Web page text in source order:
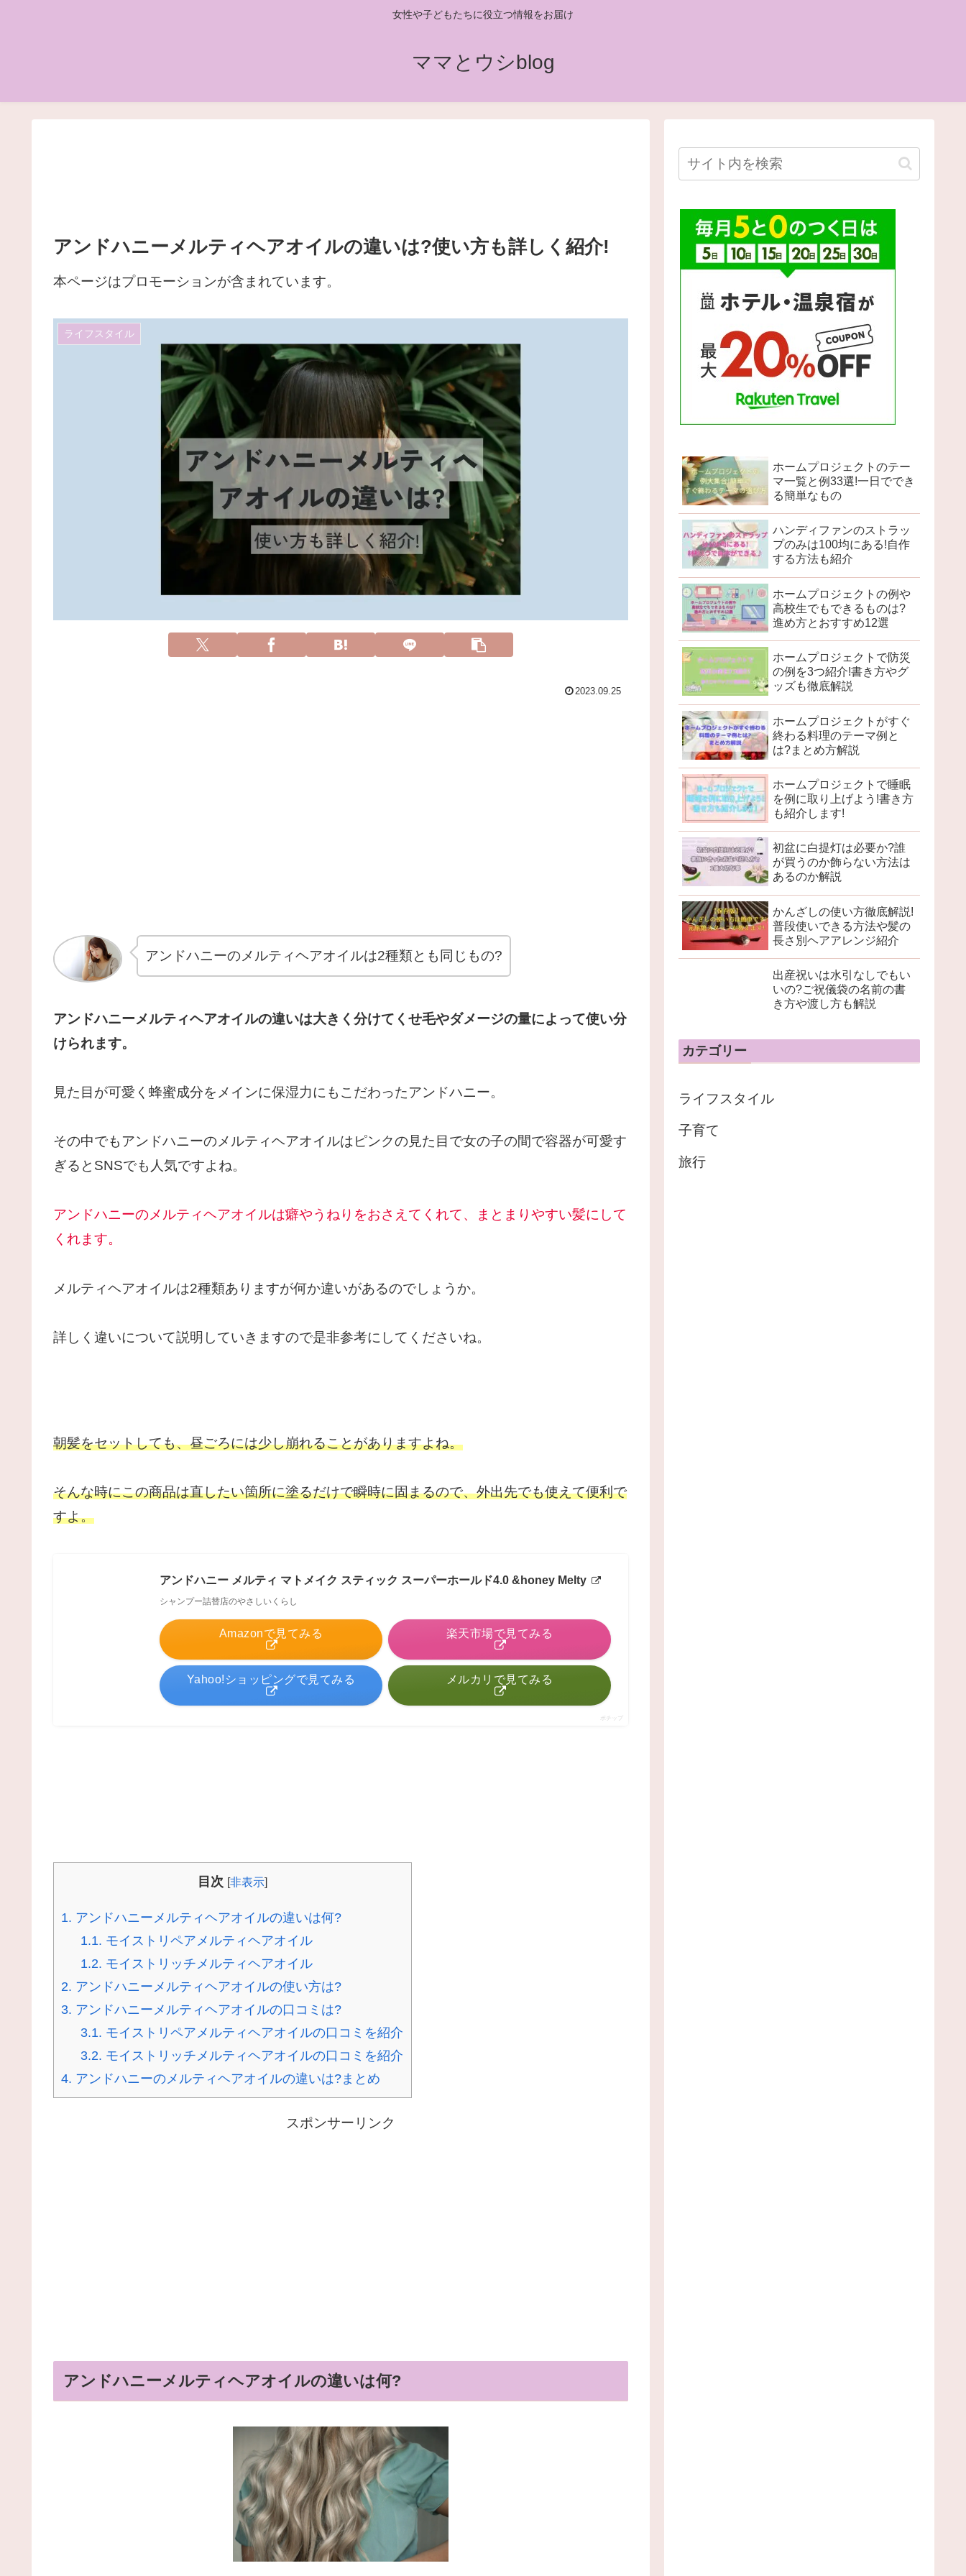
女性や子どもたちに役立つ情報をお届け
ママとウシblog
アンドハニーメルティヘアオイルの違いは?使い方も詳しく紹介!
本ページはプロモーションが含まれています。
ライフスタイル
2023.09.25
アンドハニーのメルティヘアオイルは2種類とも同じもの?
アンドハニーメルティヘアオイルの違いは大きく分けてくせ毛やダメージの量によって使い分
けられます。
見た目が可愛く蜂蜜成分をメインに保湿力にもこだわったアンドハニー。
その中でもアンドハニーのメルティヘアオイルはピンクの見た目で女の子の間で容器が可愛す
ぎるとSNSでも人気ですよね。
アンドハニーのメルティヘアオイルは癖やうねりをおさえてくれて、まとまりやすい髪にして
くれます。
メルティヘアオイルは2種類ありますが何か違いがあるのでしょうか。
詳しく違いについて説明していきますので是非参考にしてくださいね。
朝髪をセットしても、昼ごろには少し崩れることがありますよね。
そんな時にこの商品は直したい箇所に塗るだけで瞬時に固まるので、外出先でも使えて便利で
すよ。
アンドハニー メルティ マトメイク スティック スーパーホールド4.0 &honey Melty
シャンプー詰替店のやさしいくらし
Amazonで見てみる 楽天市場で見てみる
Yahoo!ショッピングで見てみる メルカリで見てみる
ポチップ
目次 [非表示]
1. アンドハニーメルティヘアオイルの違いは何?
1.1. モイストリペアメルティヘアオイル
1.2. モイストリッチメルティヘアオイル
2. アンドハニーメルティヘアオイルの使い方は?
3. アンドハニーメルティヘアオイルの口コミは?
3.1. モイストリペアメルティヘアオイルの口コミを紹介
3.2. モイストリッチメルティヘアオイルの口コミを紹介
4. アンドハニーのメルティヘアオイルの違いは?まとめ
スポンサーリンク
アンドハニーメルティヘアオイルの違いは何?
ホームプロジェクトのテー
マ一覧と例33選!一日ででき
る簡単なもの
ハンディファンのストラッ
プのみは100均にある!自作
する方法も紹介
ホームプロジェクトの例や
高校生でもできるものは?
進め方とおすすめ12選
ホームプロジェクトで防災
の例を3つ紹介!書き方やグ
ッズも徹底解説
ホームプロジェクトがすぐ
終わる料理のテーマ例と
は?まとめ方解説
ホームプロジェクトで睡眠
を例に取り上げよう!書き方
も紹介します!
初盆に白提灯は必要か?誰
が買うのか飾らない方法は
あるのか解説
かんざしの使い方徹底解説!
普段使いできる方法や髪の
長さ別ヘアアレンジ紹介
出産祝いは水引なしでもい
いの?ご祝儀袋の名前の書
き方や渡し方も解説
カテゴリー
ライフスタイル
子育て
旅行